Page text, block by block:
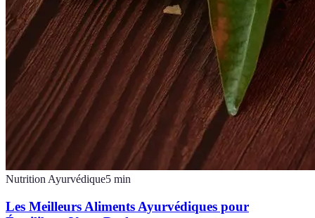
Nutrition Ayurvédique5 min
Les Meilleurs Aliments Ayurvédiques pour